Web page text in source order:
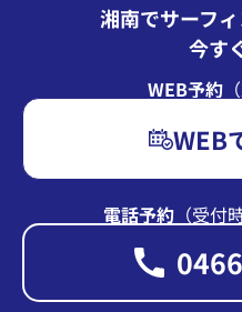
湘南でサーフィ
今す
電話予約（受付
WEB予約
WEB